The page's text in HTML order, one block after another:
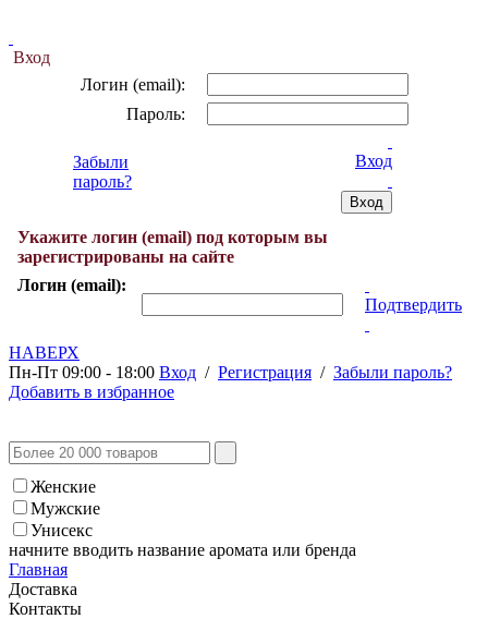
Вход
Логин (email):
Пароль:
Забыли
пароль?
Вход
Укажите логин (email) под которым вы
зарегистрированы на сайте
Логин (email):
Подтвердить
НАВЕРХ
Пн-Пт 09:00 - 18:00 Вход / Регистрация / Забыли пароль?
Добавить в избранное
Женские
Мужские
Унисекс
начните вводить название аромата или бренда
Главная
Доставка
Контакты